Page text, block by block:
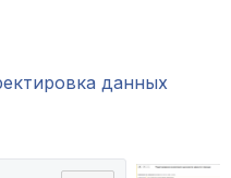
данных